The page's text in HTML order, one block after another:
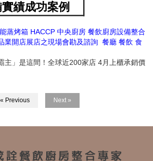
績成功案例
蒸烤箱 HACCP 中央廚房 餐飲廚房設備整合
業開店展店之現場會勘及諮詢 餐廳 餐飲 食
主」是這間！全球近200家店 4月上櫃承銷價
« Previous Next »